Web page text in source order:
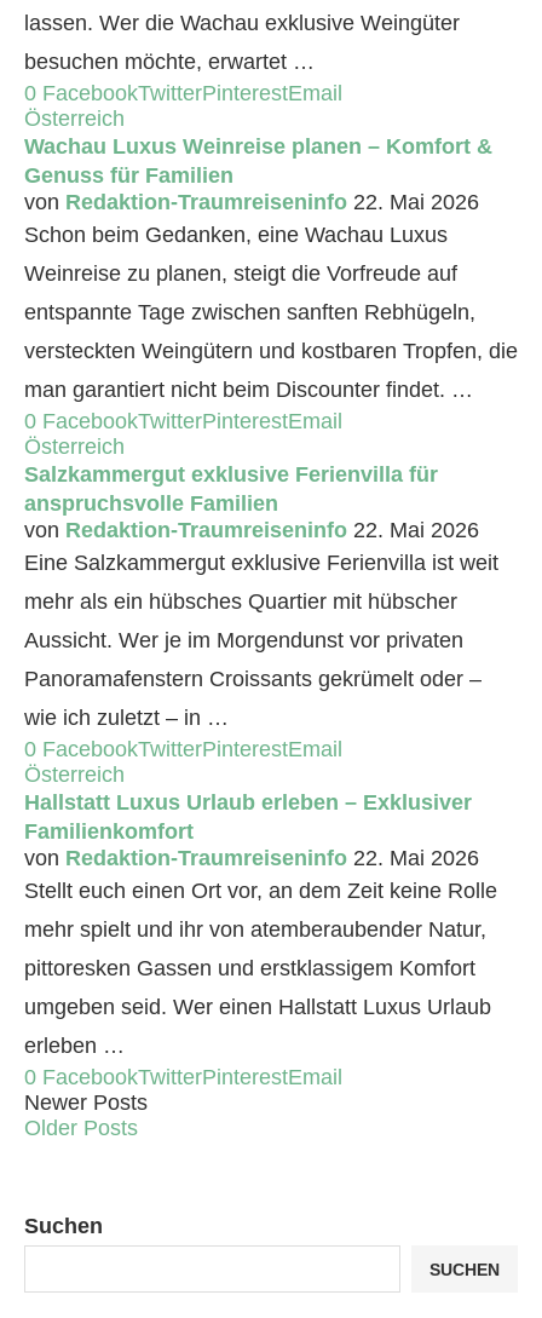
lassen. Wer die Wachau exklusive Weingüter
besuchen möchte, erwartet …
0 FacebookTwitterPinterestEmail
Österreich
Wachau Luxus Weinreise planen – Komfort &
Genuss für Familien
von Redaktion-Traumreiseninfo 22. Mai 2026
Schon beim Gedanken, eine Wachau Luxus
Weinreise zu planen, steigt die Vorfreude auf
entspannte Tage zwischen sanften Rebhügeln,
versteckten Weingütern und kostbaren Tropfen, die
man garantiert nicht beim Discounter findet. …
0 FacebookTwitterPinterestEmail
Österreich
Salzkammergut exklusive Ferienvilla für
anspruchsvolle Familien
von Redaktion-Traumreiseninfo 22. Mai 2026
Eine Salzkammergut exklusive Ferienvilla ist weit
mehr als ein hübsches Quartier mit hübscher
Aussicht. Wer je im Morgendunst vor privaten
Panoramafenstern Croissants gekrümelt oder –
wie ich zuletzt – in …
0 FacebookTwitterPinterestEmail
Österreich
Hallstatt Luxus Urlaub erleben – Exklusiver
Familienkomfort
von Redaktion-Traumreiseninfo 22. Mai 2026
Stellt euch einen Ort vor, an dem Zeit keine Rolle
mehr spielt und ihr von atemberaubender Natur,
pittoresken Gassen und erstklassigem Komfort
umgeben seid. Wer einen Hallstatt Luxus Urlaub
erleben …
0 FacebookTwitterPinterestEmail
Newer Posts
Older Posts
Suchen
SUCHEN